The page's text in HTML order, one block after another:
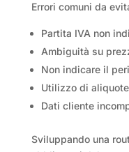
Errori comuni da
Partita IVA non
Ambiguità su
Non indicare il
Utilizzo di
Dati cliente
Sviluppando una